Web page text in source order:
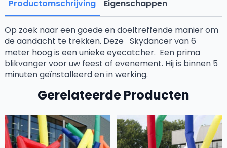
Productomschrijving Eigenschappen
Op zoek naar een goede en doeltreffende manier om
de aandacht te trekken. Deze Skydancer van 6
meter hoog is een unieke eyecatcher. Een prima
blikvanger voor uw feest of evenement. Hij is binnen 5
minuten geïnstalleerd en in werking.
Gerelateerde Producten